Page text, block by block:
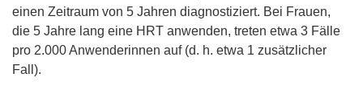
einen Zeitraum von 5 Jahren diagnostiziert. Bei Frauen,
die 5 Jahre lang eine HRT anwenden, treten etwa 3 Fälle
pro 2.000 Anwenderinnen auf (d. h. etwa 1 zusätzlicher
Fall).